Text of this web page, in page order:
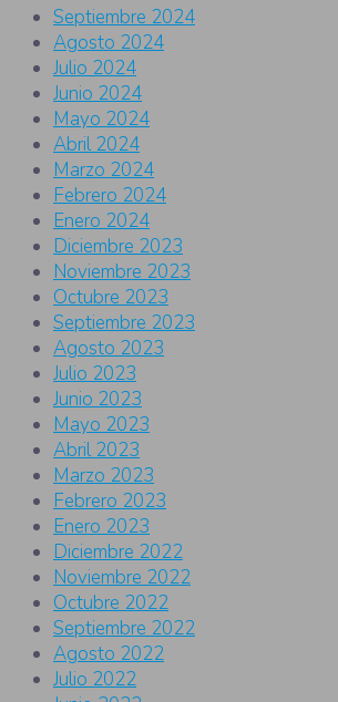
Septiembre 2024
Agosto 2024
Julio 2024
Junio 2024
Mayo 2024
Abril 2024
Marzo 2024
Febrero 2024
Enero 2024
Diciembre 2023
Noviembre 2023
Octubre 2023
Septiembre 2023
Agosto 2023
Julio 2023
Junio 2023
Mayo 2023
Abril 2023
Marzo 2023
Febrero 2023
Enero 2023
Diciembre 2022
Noviembre 2022
Octubre 2022
Septiembre 2022
Agosto 2022
Julio 2022